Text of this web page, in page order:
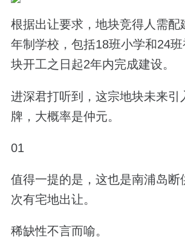
根据出让要求，地块竞得人需配
年制学校，包括18班小学和24
块开工之日起2年内完成建设。
进深君打听到，这宗地块未来引
牌，大概率是仲元。
01
值得一提的是，这也是南浦岛断
次有宅地出让。
稀缺性不言而喻。